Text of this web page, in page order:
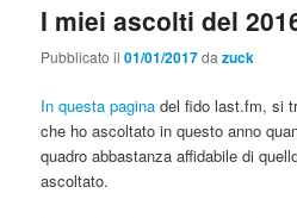
I miei ascolti del
Pubblicato il01/01/2017dazuck
In questa pagina del fido last.fm, si
che ho ascoltato in questo anno
quadro abbastanza affidabile di
ascoltato.